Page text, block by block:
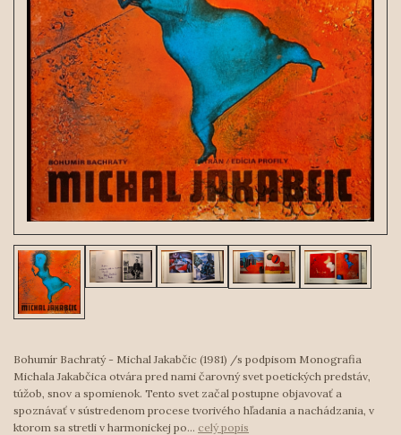
Bohumír Bachratý - Michal Jakabčic (1981) /s podpisom Monografia
Michala Jakabčica otvára pred nami čarovný svet poetických predstáv,
túžob, snov a spomienok. Tento svet začal postupne objavovať a
spoznávať v sústredenom procese tvorivého hľadania a nachádzania, v
ktorom sa stretli v harmonickej po... celý popis